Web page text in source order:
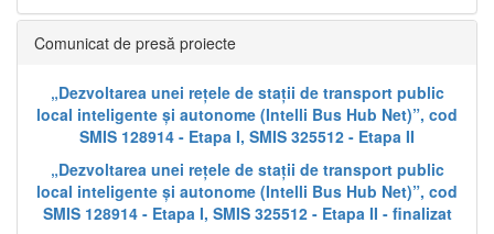
Comunicat de presă proiecte
„Dezvoltarea unei rețele de stații de transport public
local inteligente și autonome (Intelli Bus Hub Net)”, cod
SMIS 128914 - Etapa I, SMIS 325512 - Etapa II
„Dezvoltarea unei rețele de stații de transport public
local inteligente și autonome (Intelli Bus Hub Net)”, cod
SMIS 128914 - Etapa I, SMIS 325512 - Etapa II - finalizat